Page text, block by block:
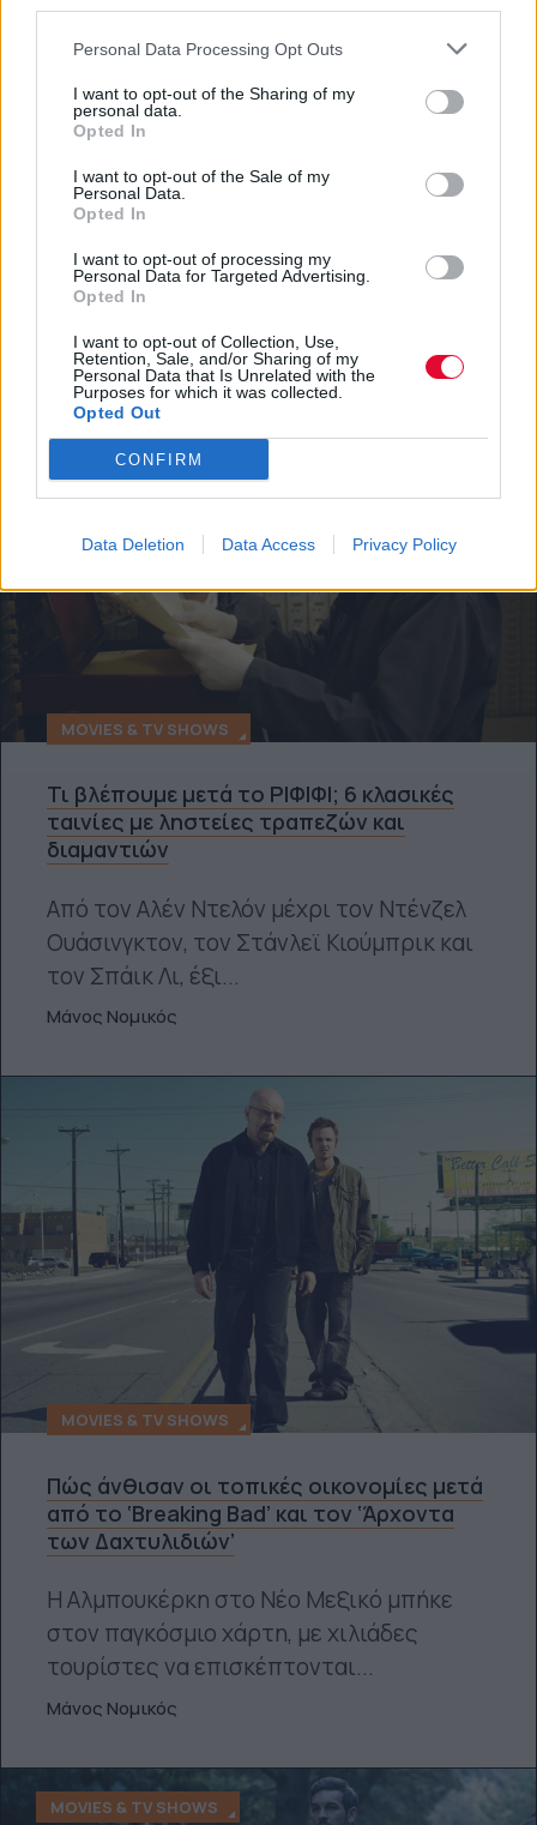
Personal Data Processing Opt Outs
I want to opt-out of the Sharing of my
personal data.
Opted In
I want to opt-out of the Sale of my
Personal Data.
Opted In
I want to opt-out of processing my
Personal Data for Targeted Advertising.
Opted In
I want to opt-out of Collection, Use,
Retention, Sale, and/or Sharing of my
Personal Data that Is Unrelated with the
Purposes for which it was collected.
Opted Out
CONFIRM
Data Deletion Data Access Privacy Policy
6 καθηλωτικά αστυνομικά δράματα και
Η χώρα της Νότιας Αμερικής έχει
πλούσια παράδοση στα αστυνομικά
δράματα, στο φανταστικό και στον...
MOVIES & TV SHOWS
Τι βλέπουμε μετά το ΡΙΦΙΦΙ; 6 κλασικές
ταινίες με ληστείες τραπεζών και
διαμαντιών
Από τον Αλέν Ντελόν μέχρι τον Ντένζελ
Ουάσινγκτον, τον Στάνλεϊ Κιούμπρικ και
τον Σπάικ Λι, έξι...
Μάνος Νομικός
MOVIES & TV SHOWS
Πώς άνθισαν οι τοπικές οικονομίες μετά
από το ‘Breaking Bad’ και τον ‘Άρχοντα
των Δαχτυλιδιών’
Η Αλμπουκέρκη στο Νέο Μεξικό μπήκε
στον παγκόσμιο χάρτη, με χιλιάδες
τουρίστες να επισκέπτονται...
Μάνος Νομικός
MOVIES & TV SHOWS